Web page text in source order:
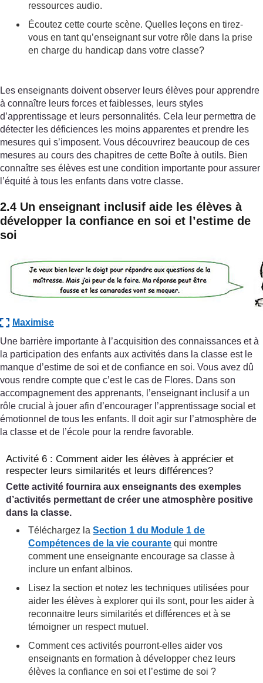
ressources audio.
Écoutez cette courte scène. Quelles leçons en tirez-
vous en tant qu’enseignant sur votre rôle dans la prise
en charge du handicap dans votre classe?
Les enseignants doivent observer leurs élèves pour apprendre
à connaître leurs forces et faiblesses, leurs styles
d’apprentissage et leurs personnalités. Cela leur permettra de
détecter les déficiences les moins apparentes et prendre les
mesures qui s’imposent. Vous découvrirez beaucoup de ces
mesures au cours des chapitres de cette Boîte à outils. Bien
connaître ses élèves est une condition importante pour assurer
l’équité à tous les enfants dans votre classe.
2.4 Un enseignant inclusif aide les élèves à
développer la confiance en soi et l’estime de
soi
Maximise
Une barrière importante à l’acquisition des connaissances et à
la participation des enfants aux activités dans la classe est le
manque d’estime de soi et de confiance en soi. Vous avez dû
vous rendre compte que c’est le cas de Flores. Dans son
accompagnement des apprenants, l’enseignant inclusif a un
rôle crucial à jouer afin d’encourager l’apprentissage social et
émotionnel de tous les enfants. Il doit agir sur l’atmosphère de
la classe et de l’école pour la rendre favorable.
Activité 6 : Comment aider les élèves à apprécier et
respecter leurs similarités et leurs différences?
Cette activité fournira aux enseignants des exemples
d’activités permettant de créer une atmosphère positive
dans la classe.
Téléchargez laSection 1 du Module 1 de
Compétences de la vie courante qui montre
comment une enseignante encourage sa classe à
inclure un enfant albinos.
Lisez la section et notez les techniques utilisées pour
aider les élèves à explorer qui ils sont, pour les aider à
reconnaitre leurs similarités et différences et à se
témoigner un respect mutuel.
Comment ces activités pourront-elles aider vos
enseignants en formation à développer chez leurs
élèves la confiance en soi et l’estime de soi ?